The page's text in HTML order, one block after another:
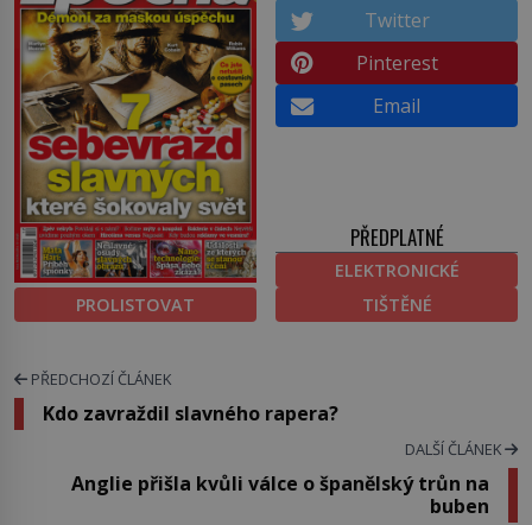
PROLISTOVAT
Twitter
Pinterest
Email
PŘEDPLATNÉ
ELEKTRONICKÉ
TIŠTĚNÉ
PŘEDCHOZÍ ČLÁNEK
Kdo zavraždil slavného rapera?
DALŠÍ ČLÁNEK
Anglie přišla kvůli válce o španělský trůn na
buben